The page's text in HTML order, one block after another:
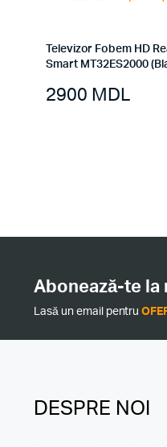
Televizor Fobem HD
Smart MT32ES2000
2900 MDL
Abonează-te la
Lasă un email pentru
DESPRE NOI